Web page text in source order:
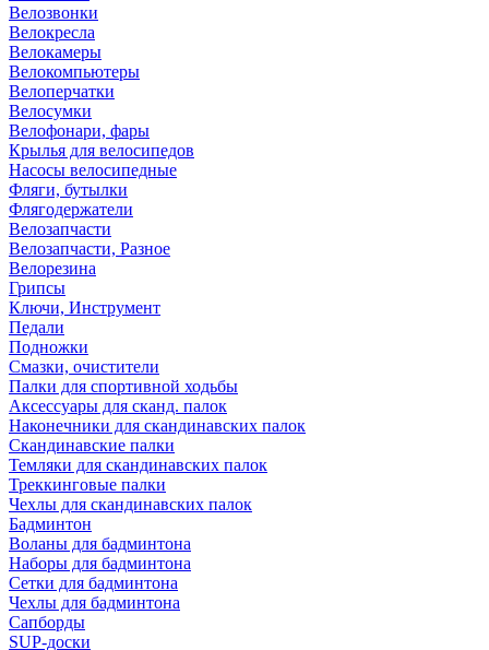
Велозвонки
Велокресла
Велокамеры
Велокомпьютеры
Велоперчатки
Велосумки
Велофонари, фары
Крылья для велосипедов
Насосы велосипедные
Фляги, бутылки
Флягодержатели
Велозапчасти
Велозапчасти, Разное
Велорезина
Грипсы
Ключи, Инструмент
Педали
Подножки
Смазки, очистители
Палки для спортивной ходьбы
Аксессуары для сканд. палок
Наконечники для скандинавских палок
Скандинавские палки
Темляки для скандинавских палок
Треккинговые палки
Чехлы для скандинавских палок
Бадминтон
Воланы для бадминтона
Наборы для бадминтона
Сетки для бадминтона
Чехлы для бадминтона
Сапборды
SUP-доски